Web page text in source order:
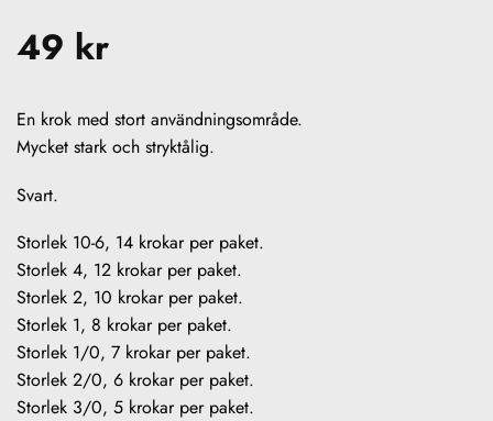
49 kr
En krok med stort användningsområde.
Mycket stark och stryktålig.
Svart.
Storlek 10-6, 14 krokar per paket.
Storlek 4, 12 krokar per paket.
Storlek 2, 10 krokar per paket.
Storlek 1, 8 krokar per paket.
Storlek 1/0, 7 krokar per paket.
Storlek 2/0, 6 krokar per paket.
Storlek 3/0, 5 krokar per paket.